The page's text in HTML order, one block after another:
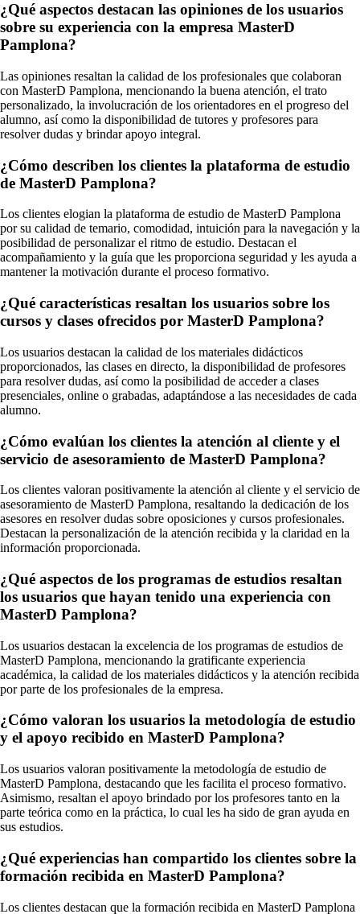
¿Qué aspectos destacan las opiniones de los usuarios
sobre su experiencia con la empresa MasterD
Pamplona?
Las opiniones resaltan la calidad de los profesionales que colaboran
con MasterD Pamplona, mencionando la buena atención, el trato
personalizado, la involucración de los orientadores en el progreso del
alumno, así como la disponibilidad de tutores y profesores para
resolver dudas y brindar apoyo integral.
¿Cómo describen los clientes la plataforma de estudio
de MasterD Pamplona?
Los clientes elogian la plataforma de estudio de MasterD Pamplona
por su calidad de temario, comodidad, intuición para la navegación y la
posibilidad de personalizar el ritmo de estudio. Destacan el
acompañamiento y la guía que les proporciona seguridad y les ayuda a
mantener la motivación durante el proceso formativo.
¿Qué características resaltan los usuarios sobre los
cursos y clases ofrecidos por MasterD Pamplona?
Los usuarios destacan la calidad de los materiales didácticos
proporcionados, las clases en directo, la disponibilidad de profesores
para resolver dudas, así como la posibilidad de acceder a clases
presenciales, online o grabadas, adaptándose a las necesidades de cada
alumno.
¿Cómo evalúan los clientes la atención al cliente y el
servicio de asesoramiento de MasterD Pamplona?
Los clientes valoran positivamente la atención al cliente y el servicio de
asesoramiento de MasterD Pamplona, resaltando la dedicación de los
asesores en resolver dudas sobre oposiciones y cursos profesionales.
Destacan la personalización de la atención recibida y la claridad en la
información proporcionada.
¿Qué aspectos de los programas de estudios resaltan
los usuarios que hayan tenido una experiencia con
MasterD Pamplona?
Los usuarios destacan la excelencia de los programas de estudios de
MasterD Pamplona, mencionando la gratificante experiencia
académica, la calidad de los materiales didácticos y la atención recibida
por parte de los profesionales de la empresa.
¿Cómo valoran los usuarios la metodología de estudio
y el apoyo recibido en MasterD Pamplona?
Los usuarios valoran positivamente la metodología de estudio de
MasterD Pamplona, destacando que les facilita el proceso formativo.
Asimismo, resaltan el apoyo brindado por los profesores tanto en la
parte teórica como en la práctica, lo cual les ha sido de gran ayuda en
sus estudios.
¿Qué experiencias han compartido los clientes sobre la
formación recibida en MasterD Pamplona?
Los clientes destacan que la formación recibida en MasterD Pamplona